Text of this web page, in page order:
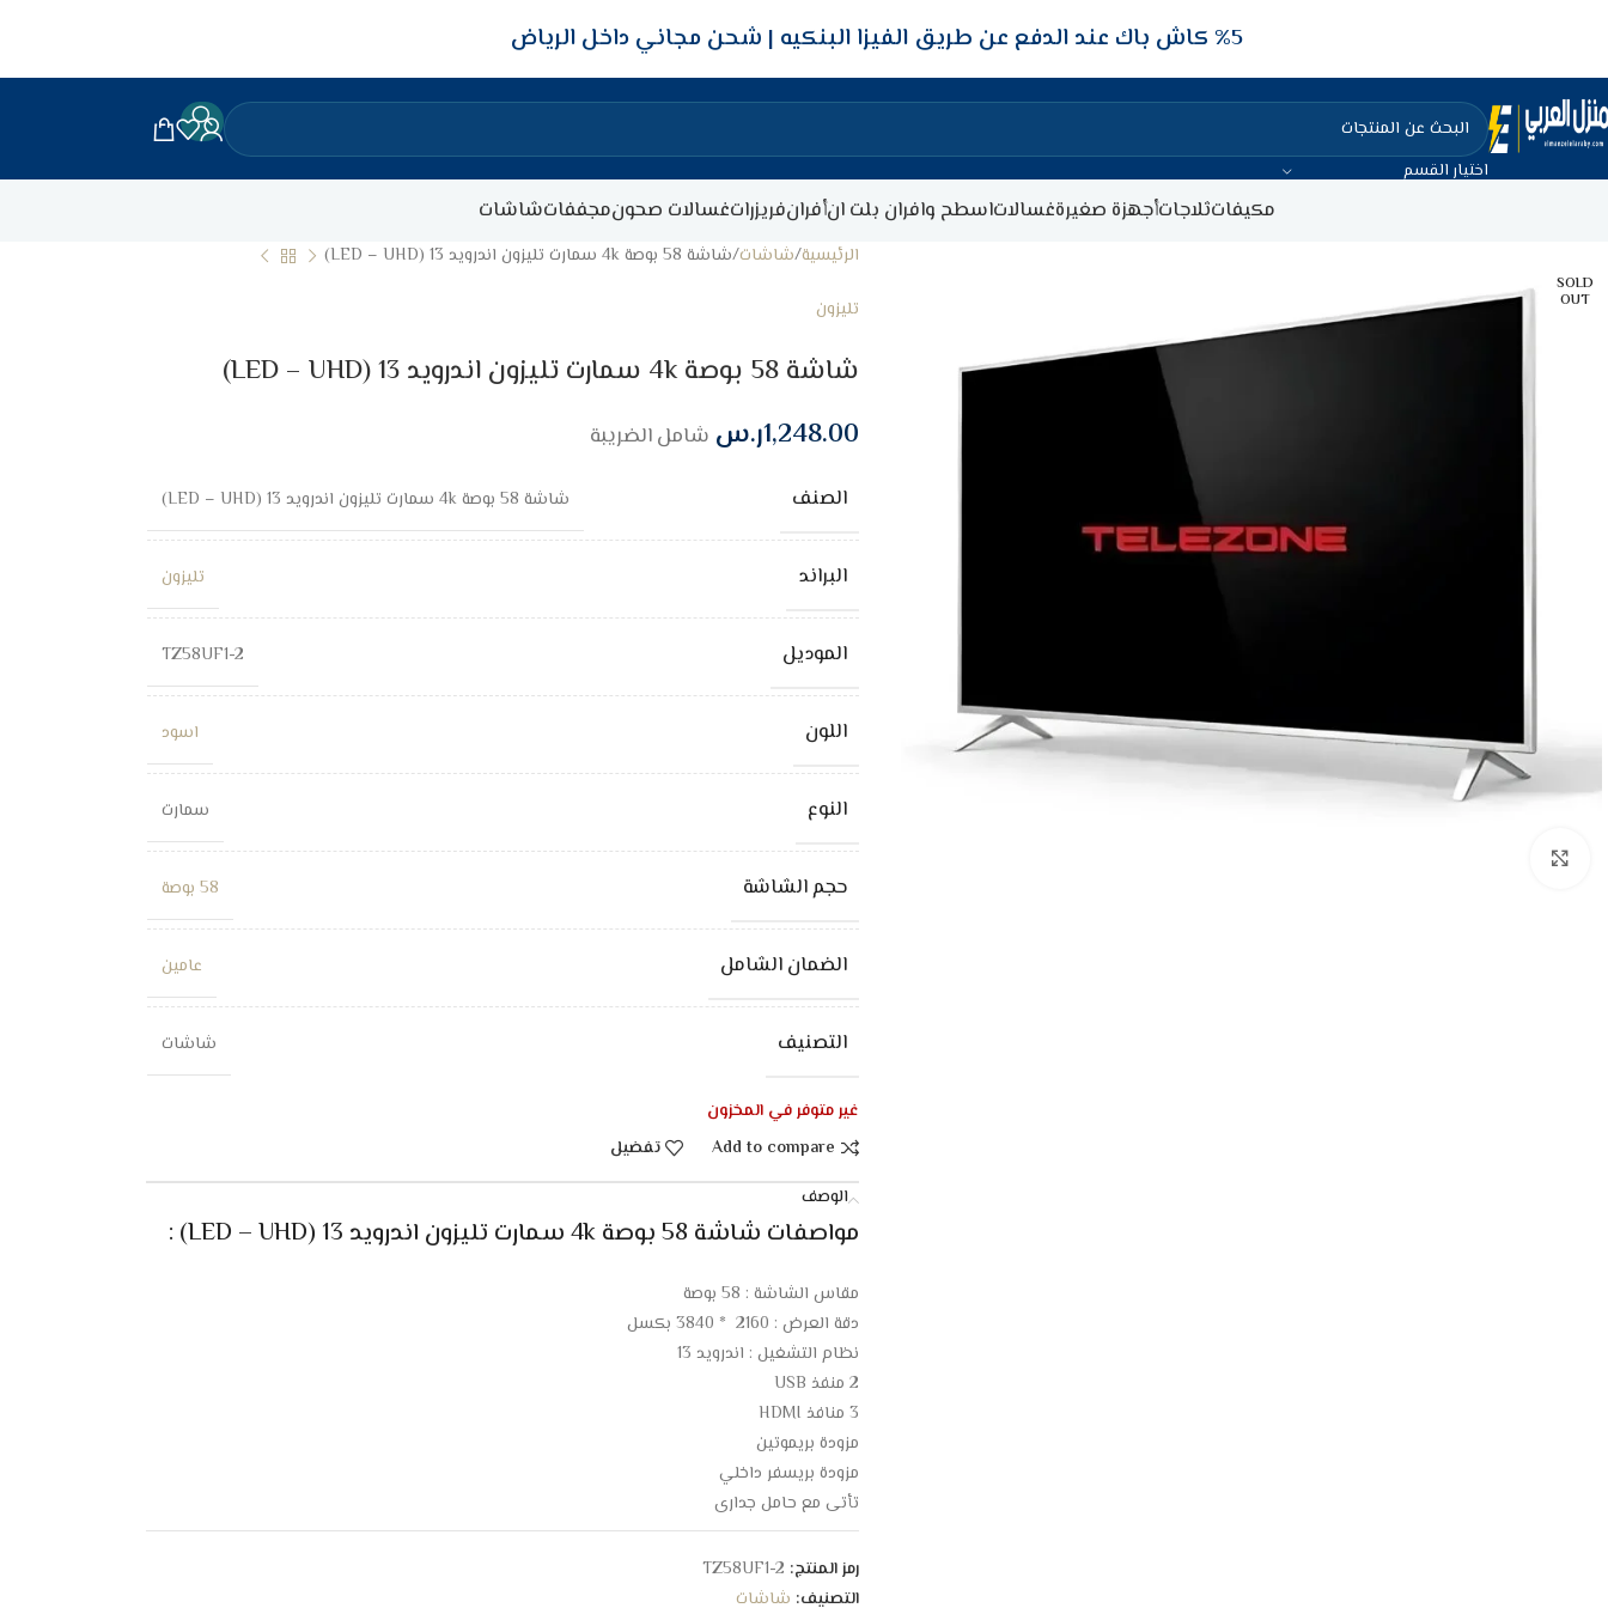
5‎% كاش باك عند الدفع عن طريق الفيزا البنكيه شحن مجاني داخل الرياض
اختيار القسم
مكيفاتثلاجاتأجهزة صغيرةغسالاتاسطح وافران بلت انأفرانفريزراتغسالات صحونمجففاتشاشات
SOLD
OUT
الرئيسية شاشات شاشة 58 بوصة 4k سمارت تليزون اندرويد 13 (LED – UHD)
تليزون
شاشة 58 بوصة 4k سمارت تليزون اندرويد 13 (LED – UHD)
1,248.00ر.س شامل الضريبة
الصنف شاشة 58 بوصة 4k سمارت تليزون اندرويد 13 (LED – UHD)
البراند تليزون
الموديل TZ58UF1-2
اللون اسود
النوع سمارت
حجم الشاشة 58 بوصة
الضمان الشامل عامين
التصنيف شاشات
غير متوفر في المخزون
Add to compare
تفضيل
الوصف
مواصفات شاشة 58 بوصة 4k سمارت تليزون اندرويد 13 (LED – UHD) :
مقاس الشاشة : 58 بوصة
دقة العرض : 2160 * 3840 بكسل
نظام التشغيل : اندرويد 13
2 منفذ USB
3 منافذ HDMI
مزودة بريموتين
مزودة بريسفر داخلي
تأتي مع حامل جداري
مكبرات صوت انسيابية
صوت قوي وعالي الجودة
ذات تصميم أنيق وعصري
رمز المنتج: TZ58UF1-2
التصنيف: شاشات